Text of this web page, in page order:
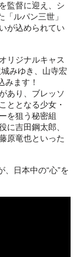
監督に迎え、シ
ルパン三世」
が込められてい
リジナルキャス
みゆき、山寺宏
みます！
あり、ブレッソ
ととなる少女・
を狙う秘密組
に吉田鋼太郎、
原竜也といった
日本中の“心”を